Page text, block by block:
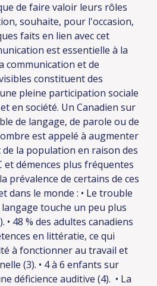
de faire valoir leurs rôles
souhaite, pour l'occasion,
faits en lien avec cet
est essentielle à la
communication et de
constituent des
pleine participation sociale
en société. Un Canadien sur
de langage, de parole ou de
est appelé à augmenter
de la population en raison des
et démences plus fréquentes
prévalence de certains de ces
dans le monde : • Le trouble
touche un peu plus
• 48 % des adultes canadiens
en littératie, ce qui
à fonctionner au travail et
(3). • 4 à 6 enfants sur
déficience auditive (4). • La